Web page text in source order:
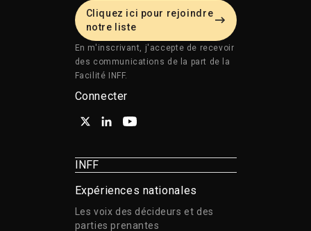
Cliquez ici pour rejoindre
notre liste
En m'inscrivant, j'accepte de recevoir
des communications de la part de la
Facilité INFF.
Connecter
INFF
Expériences nationales
Les voix des décideurs et des
parties prenantes